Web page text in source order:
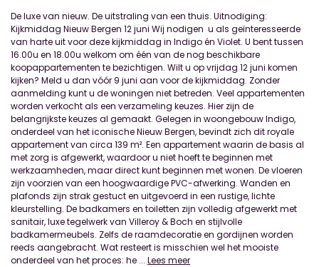
De luxe van nieuw. De uitstraling van een thuis. Uitnodiging:
Kijkmiddag Nieuw Bergen 12 juni Wij nodigen u als geïnteresseerde
van harte uit voor deze kijkmiddag in Indigo én Violet. U bent tussen
16.00u en 18.00u welkom om één van de nog beschikbare
koopappartementen te bezichtigen. Wilt u op vrijdag 12 juni komen
kijken? Meld u dan vóór 9 juni aan voor de kijkmiddag. Zonder
aanmelding kunt u de woningen niet betreden. Veel appartementen
worden verkocht als een verzameling keuzes. Hier zijn de
belangrijkste keuzes al gemaakt. Gelegen in woongebouw Indigo,
onderdeel van het iconische Nieuw Bergen, bevindt zich dit royale
appartement van circa 139 m². Een appartement waarin de basis al
met zorg is afgewerkt, waardoor u niet hoeft te beginnen met
werkzaamheden, maar direct kunt beginnen met wonen. De vloeren
zijn voorzien van een hoogwaardige PVC-afwerking. Wanden en
plafonds zijn strak gestuct en uitgevoerd in een rustige, lichte
kleurstelling. De badkamers en toiletten zijn volledig afgewerkt met
sanitair, luxe tegelwerk van Villeroy & Boch en stijlvolle
badkamermeubels. Zelfs de raamdecoratie en gordijnen worden
reeds aangebracht. Wat resteert is misschien wel het mooiste
onderdeel van het proces: he ... Lees meer